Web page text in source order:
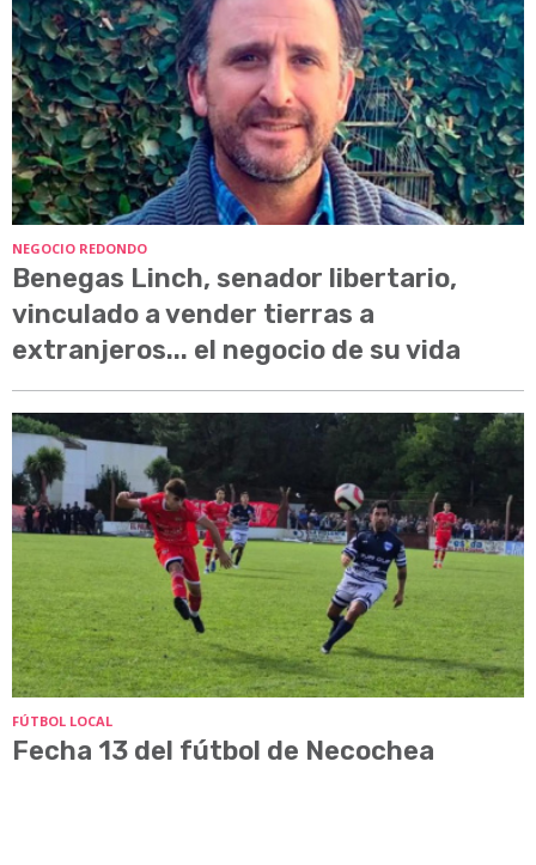
NEGOCIO REDONDO
Benegas Linch, senador libertario,
vinculado a vender tierras a
extranjeros... el negocio de su vida
FÚTBOL LOCAL
Fecha 13 del fútbol de Necochea